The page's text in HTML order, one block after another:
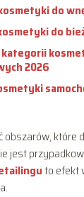
do
do
2026
obszarów, które
jest
to efekt